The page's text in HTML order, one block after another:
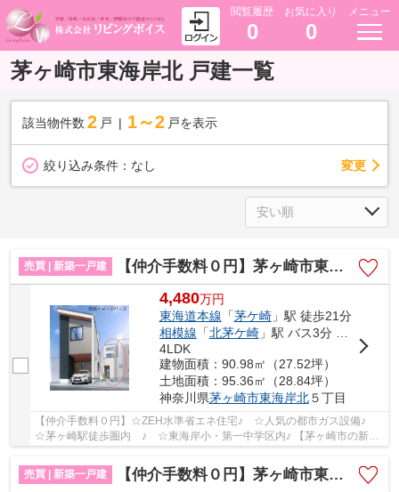
閲覧履歴
0
お気に入り
0
メニュー
茅ヶ崎市東海岸北 戸建一覧
該当物件数 2 戸 1～2 戸を表示
絞り込み条件： なし 変更
売買 | 新築一戸建 【仲介手数料０円】茅ヶ崎市東海岸北5丁目 新築一戸建て 2号棟 全4棟
4,480万円
東海道本線 「茅ケ崎」駅 徒歩21分
相模線 「北茅ケ崎」駅 バス3分 「徳洲会病院前（神奈川県）」 停歩16分
4LDK
建物面積：90.98㎡（27.52坪）
土地面積：95.36㎡（28.84坪）
神奈川県茅ヶ崎市東海岸北５丁目
【仲介手数料０円】☆ZEH水準省エネ住宅♪ ☆人気の都市ガス設備♪
☆茅ヶ崎駅徒歩圏内 ♪ ☆東海岸小・第一中学区内♪ 【茅ヶ崎市の新築
売買 | 新築一戸建
【仲介手数料０円】茅ヶ崎市東海岸北6期 新築一戸建て 全3棟